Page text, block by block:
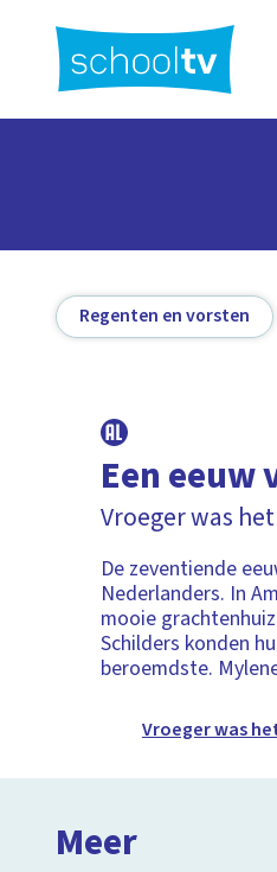
hoofdinhoud
Regenten en vorsten
Een eeuw
Vroeger was
De zeventiende
Nederlanders. In
mooie
Schilders konden
beroemdste.
Vroeger was
Meer